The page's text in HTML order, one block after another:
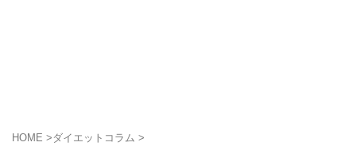
HOME >ダイエットコラム >